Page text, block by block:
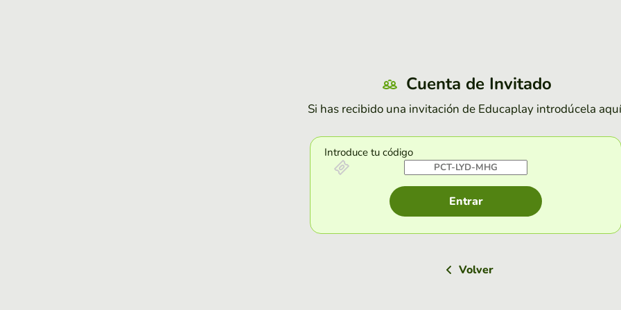
Cuenta de Invitado
Si has recibido una invitación de Educaplay introdúcela
Introduce tu código
Entrar
Volver